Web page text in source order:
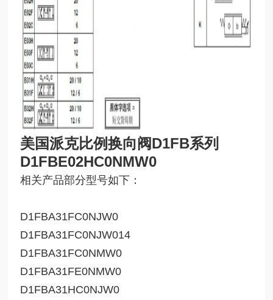
美国派克比例换向阀D1FB系列
D1FBE02HC0NMW0
相关产品部分型号如下：
D1FBA31FC0NJW0
D1FBA31FC0NJW014
D1FBA31FC0NMW0
D1FBA31FE0NMW0
D1FBA31HC0NJW0